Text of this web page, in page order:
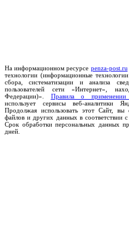
На информационном ресурсе penza-post.ru
технологии (информационные
сбора, систематизации и анализа
пользователей сети «Интернет»,
Федерации)». Правила о применении
использует сервисы веб-аналитики
Продолжая использовать этот Сайт, вы
файлов и других данных в соответствии
Срок обработки персональных данных
дней.